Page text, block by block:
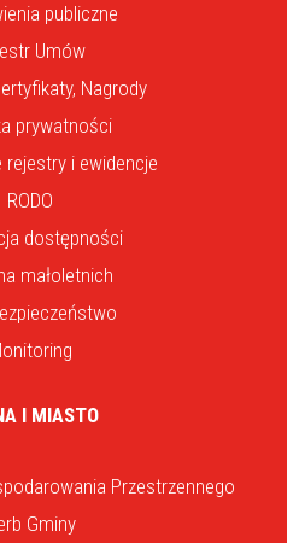
publiczne
Umów
Nagrody
prywatności
rejestry i ewidencje
RODO
dostępności
małoletnich
I MIASTO
Przestrzennego
Gminy